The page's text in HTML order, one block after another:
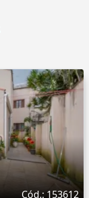
Cód.: 153612